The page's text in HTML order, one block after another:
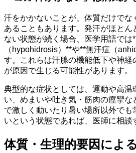
汗をかかないことが、体質だけでな
あることもあります。発汗がほと
ない状態が続く場合、医学用語では
（hypohidrosis）**や**無汗症（
す。これらは汗腺の機能低下や神経
が原因で生じる可能性があります。
典型的な症状としては、運動や高温
い、めまいや吐き気・筋肉の痙攣
で激しく動いたり暑い場所以外でも
いという状態であれば、医師に相談
体質・生理的要因によ